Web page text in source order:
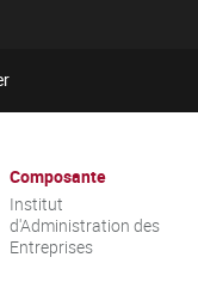
Composante
Institut
d'Administration des
Entreprises